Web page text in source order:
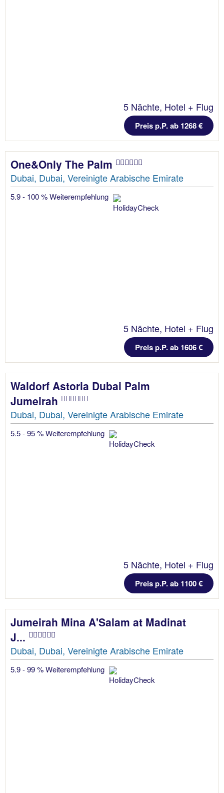
5 Nächte, Hotel + Flug
Preis p.P. ab 1268 €
One&Only The Palm
Dubai, Dubai, Vereinigte Arabische Emirate
5.9 - 100 % Weiterempfehlung
5 Nächte, Hotel + Flug
Preis p.P. ab 1606 €
Waldorf Astoria Dubai Palm
Jumeirah
Dubai, Dubai, Vereinigte Arabische Emirate
5.5 - 95 % Weiterempfehlung
5 Nächte, Hotel + Flug
Preis p.P. ab 1100 €
Jumeirah Mina A'Salam at Madinat
J...
Dubai, Dubai, Vereinigte Arabische Emirate
5.9 - 99 % Weiterempfehlung